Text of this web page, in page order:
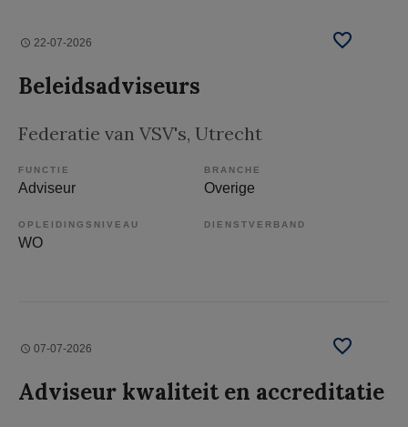
22-07-2026
Beleidsadviseurs
Federatie van VSV's, Utrecht
FUNCTIE
Adviseur
BRANCHE
Overige
OPLEIDINGSNIVEAU
WO
DIENSTVERBAND
07-07-2026
Adviseur kwaliteit en accreditatie